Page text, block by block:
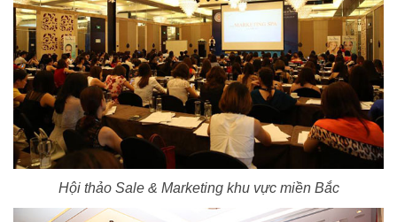
Hội thảo Sale & Marketing khu vực miền Bắc